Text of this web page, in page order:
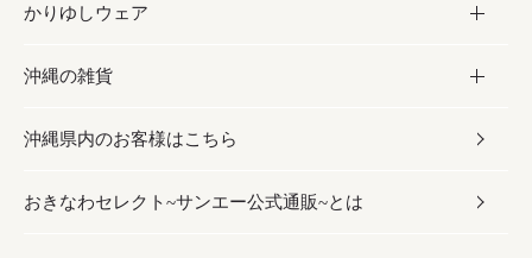
レトルト食品
乾物／粉類
お酢／ドレッシング
しょうゆ
みそ
だし／スパイス／島唐辛子
ちんすこう
伝統菓子
スナック
おつまみ
泡盛
ビール・チューハイ
ワイン・ウィスキー・カクテル
ドリンク
コスメ
スキンケア
ボディケア
ヘアケア
かりゆしウェア
かりゆしウェア
メンズ
レディース
沖縄の雑貨
雑貨
沖縄ファッション
沖縄県内のお客様はこちら
おきなわセレクト~サンエー公式通販~とは